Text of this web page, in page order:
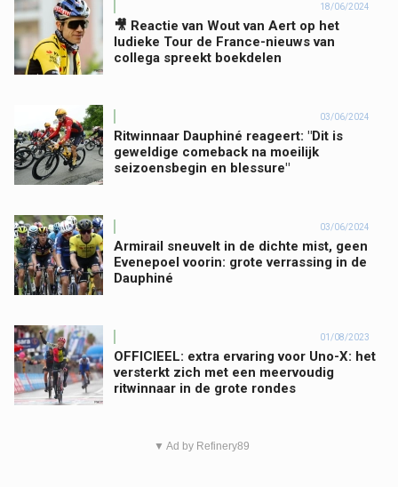
18/06/2024
🎥 Reactie van Wout van Aert op het
ludieke Tour de France-nieuws van
collega spreekt boekdelen
03/06/2024
Ritwinnaar Dauphiné reageert: "Dit is
geweldige comeback na moeilijk
seizoensbegin en blessure"
03/06/2024
Armirail sneuvelt in de dichte mist, geen
Evenepoel voorin: grote verrassing in de
Dauphiné
01/08/2023
OFFICIEEL: extra ervaring voor Uno-X: het
versterkt zich met een meervoudig
ritwinnaar in de grote rondes
▼ Ad by Refinery89